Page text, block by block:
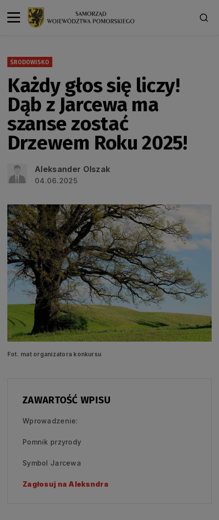
ŚRODOWISKO
Każdy głos się liczy!
Dąb z Jarcewa ma
szanse zostać
Drzewem Roku 2025!
Aleksander Olszak
04.06.2025
Fot. mat organizatora konkursu
ZAWARTOŚĆ WPISU
Wprowadzenie:
Pomnik przyrody
Symbol Jarcewa
Zagłosuj na Aleksndra